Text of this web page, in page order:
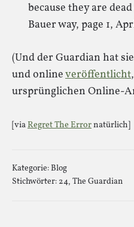
because they are
Bauer way, page 1,
(Und der Guardian hat
und onlineveröffentlicht
ursprünglichen Online-
[viaRegret The Errornatürlich]
Kategorie:Blog
Stichwörter: 24, The Guardian